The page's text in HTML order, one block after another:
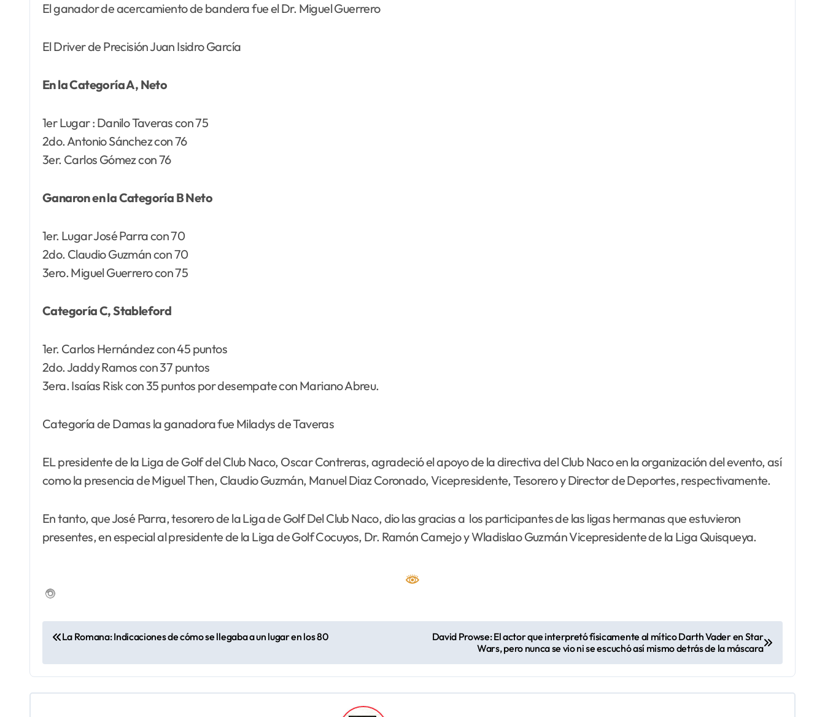
El ganador de acercamiento de bandera fue el Dr. Miguel Guerrero
El Driver de Precisión Juan Isidro García
En la Categoría A, Neto
1er Lugar : Danilo Taveras con 75
2do. Antonio Sánchez con 76
3er. Carlos Gómez con 76
Ganaron en la Categoría B Neto
1er. Lugar José Parra con 70
2do. Claudio Guzmán con 70
3ero. Miguel Guerrero con 75
Categoría C, Stableford
1er. Carlos Hernández con 45 puntos
2do. Jaddy Ramos con 37 puntos
3era. Isaías Risk con 35 puntos por desempate con Mariano Abreu.
Categoría de Damas la ganadora fue Miladys de Taveras
EL presidente de la Liga de Golf del Club Naco, Oscar Contreras, agradeció el apoyo de la directiva del Club Naco en la organización del evento, así
como la presencia de Miguel Then, Claudio Guzmán, Manuel Diaz Coronado, Vicepresidente, Tesorero y Director de Deportes, respectivamente.
En tanto, que José Parra, tesorero de la Liga de Golf Del Club Naco, dio las gracias a los participantes de las ligas hermanas que estuvieron
presentes, en especial al presidente de la Liga de Golf Cocuyos, Dr. Ramón Camejo y Wladislao Guzmán Vicepresidente de la Liga Quisqueya.
N
a
v
La Romana: Indicaciones de cómo se llegaba a un lugar en los 80
David Prowse: El actor que interpretó físicamente al mítico Darth Vader en Star
Wars, pero nunca se vio ni se escuchó así mismo detrás de la máscara